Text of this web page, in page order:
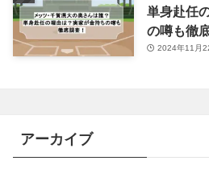
単身赴任
の噂も徹
2024年11月
アーカイブ